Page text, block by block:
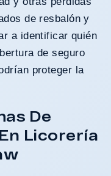
de resbalón y
a identificar quién
de seguro
proteger la
De
Licorería